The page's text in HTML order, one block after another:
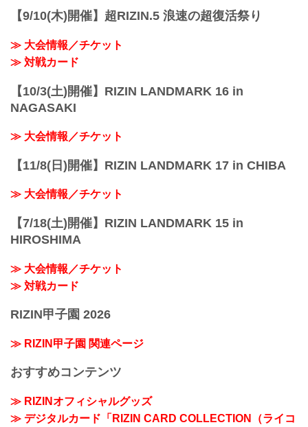
終了予定時間
19:00〜20:00頃
あなぶきアリーナ...
【9/10(木)開催】超RIZIN.5 浪速の超復活祭り
≫ 大会情報／チケット
≫ 対戦カード
【10/3(土)開催】RIZIN LANDMARK 16 in
NAGASAKI
≫ 大会情報／チケット
【11/8(日)開催】RIZIN LANDMARK 17 in CHIBA
≫ 大会情報／チケット
【7/18(土)開催】RIZIN LANDMARK 15 in
HIROSHIMA
≫ 大会情報／チケット
≫ 対戦カード
RIZIN甲子園 2026
≫ RIZIN甲子園 関連ページ
おすすめコンテンツ
≫ RIZINオフィシャルグッズ
≫ デジタルカード「RIZIN CARD COLLECTION（ライコ